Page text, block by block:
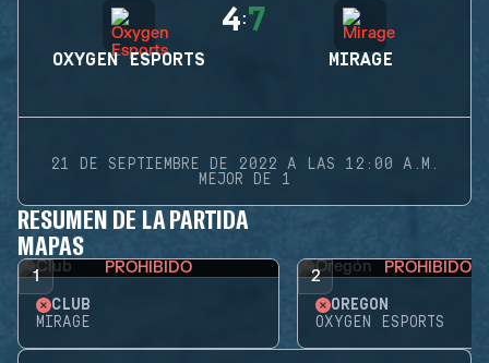
OXYGEN ESPORTS
4:7
MIRAGE
21 DE SEPTIEMBRE DE 2022 A LAS 12:00 A.M.
MEJOR DE 1
RESUMEN DE LA PARTIDA
MAPAS
1 PROHIBIDO
CLUB
MIRAGE
2 PROHIBIDO
OREGÓN
OXYGEN ESPORTS